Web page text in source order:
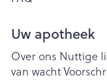
Uw apotheek
Over ons Nuttige
van wacht